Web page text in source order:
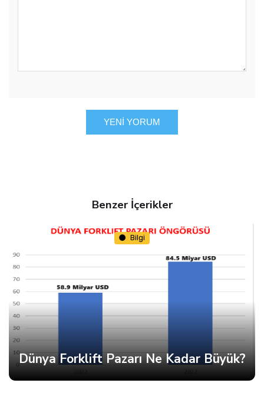
YENI YORUM
Benzer İçerikler
Bilgi
Dünya Forklift Pazarı Ne Kadar Büyük?